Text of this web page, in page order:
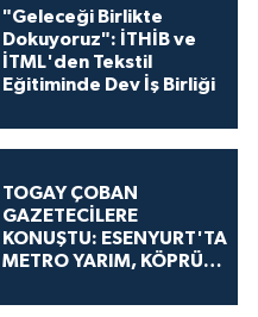
"Geleceği Birlikte
Dokuyoruz": İTHİB ve
İTML'den Tekstil
Eğitiminde Dev İş Birliği
TOGAY ÇOBAN
GAZETECİLERE
KONUŞTU: ESENYURT'TA
METRO YARIM, KÖPRÜ
KOKUYOR!